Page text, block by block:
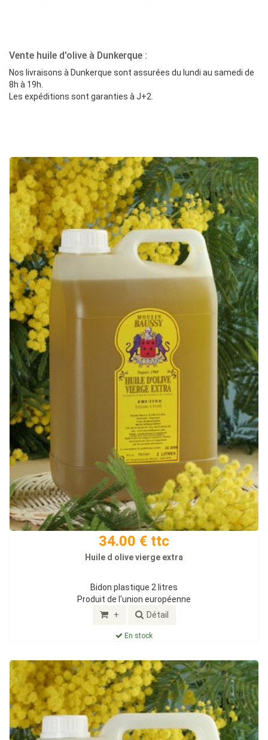
Vente huile d'olive à Dunkerque :
Nos livraisons à Dunkerque sont assurées du lundi au samedi de
8h à 19h.
Les expéditions sont garanties à J+2.
34.00 € ttc
Huile d olive vierge extra
Bidon plastique 2 litres
Produit de l'union européenne
+ Détail
En stock